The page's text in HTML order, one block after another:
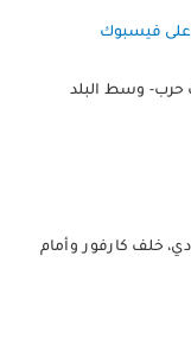
فيسبوك
خلف كارفور وأمام